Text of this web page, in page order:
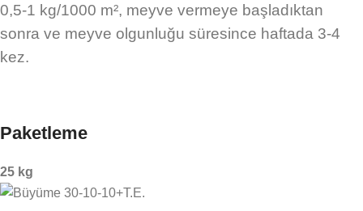
0,5-1 kg/1000 m², meyve vermeye başladıktan
sonra ve meyve olgunluğu süresince haftada 3-4
kez.
Paketleme
25 kg